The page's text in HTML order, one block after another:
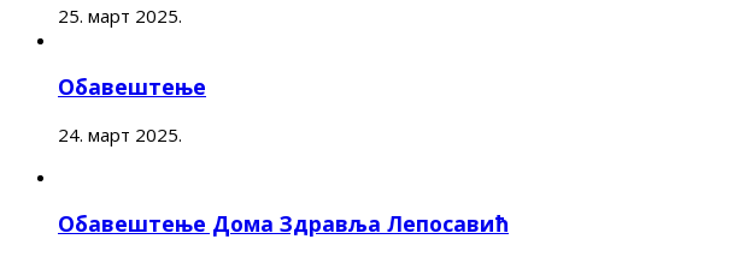
25. март 2025.
Обавештење
24. март 2025.
Обавештење Дома Здравља Лепосавић